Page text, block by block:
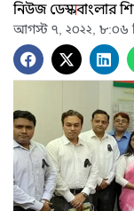
নিউজ ডেস্কবাংলার
আগস্ট ৭, ২০২২, ৮:০৬